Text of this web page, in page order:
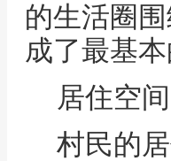
的生活圈
成了最基本
居住空
村民的